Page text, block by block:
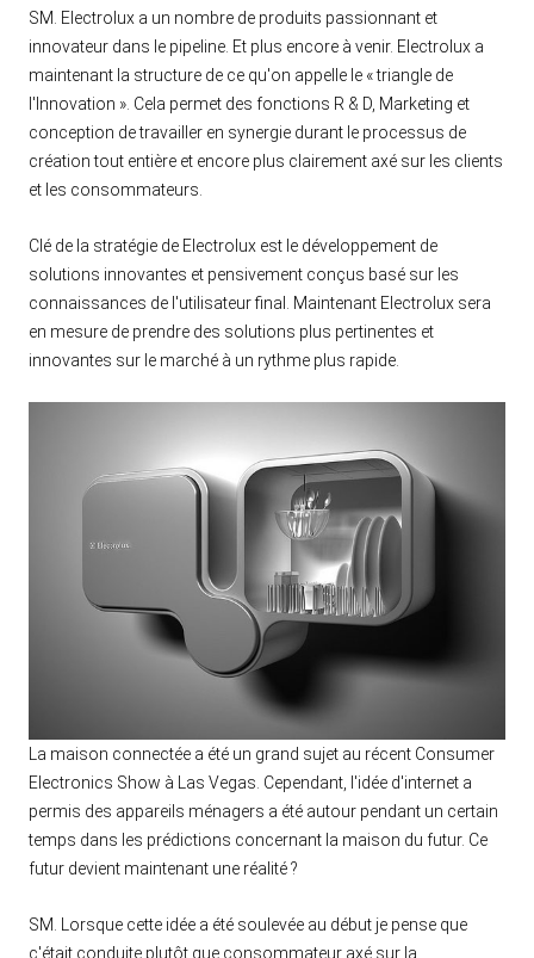
SM. Electrolux a un nombre de produits passionnant et
innovateur dans le pipeline. Et plus encore à venir. Electrolux a
maintenant la structure de ce qu'on appelle le « triangle de
l'Innovation ». Cela permet des fonctions R & D, Marketing et
conception de travailler en synergie durant le processus de
création tout entière et encore plus clairement axé sur les clients
et les consommateurs.
Clé de la stratégie de Electrolux est le développement de
solutions innovantes et pensivement conçus basé sur les
connaissances de l'utilisateur final. Maintenant Electrolux sera
en mesure de prendre des solutions plus pertinentes et
innovantes sur le marché à un rythme plus rapide.
La maison connectée a été un grand sujet au récent Consumer
Electronics Show à Las Vegas. Cependant, l'idée d'internet a
permis des appareils ménagers a été autour pendant un certain
temps dans les prédictions concernant la maison du futur. Ce
futur devient maintenant une réalité ?
SM. Lorsque cette idée a été soulevée au début je pense que
c'était conduite plutôt que consommateur axé sur la